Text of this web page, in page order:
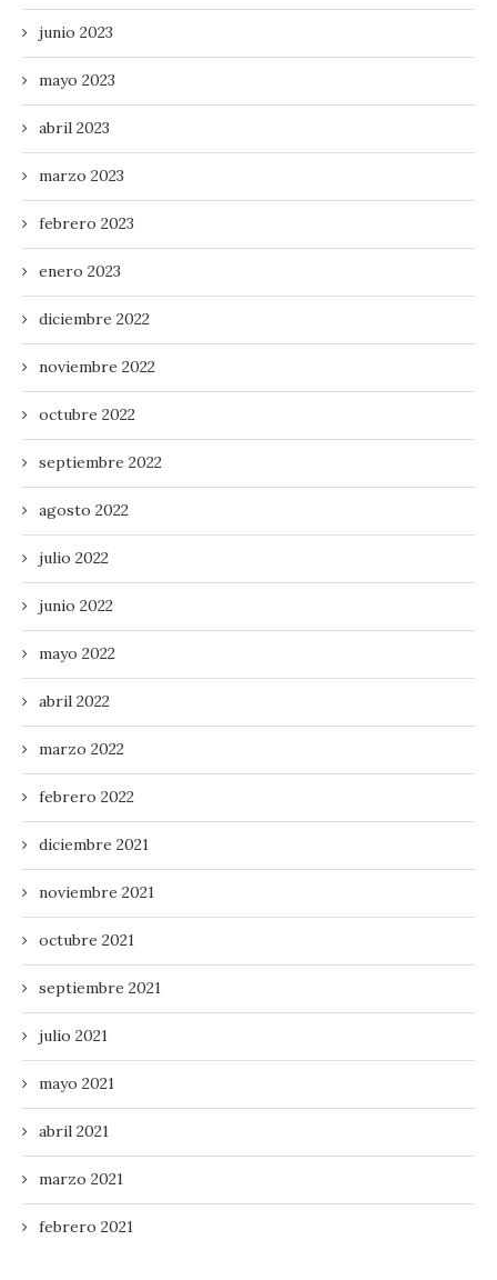
junio 2023
mayo 2023
abril 2023
marzo 2023
febrero 2023
enero 2023
diciembre 2022
noviembre 2022
octubre 2022
septiembre 2022
agosto 2022
julio 2022
junio 2022
mayo 2022
abril 2022
marzo 2022
febrero 2022
diciembre 2021
noviembre 2021
octubre 2021
septiembre 2021
julio 2021
mayo 2021
abril 2021
marzo 2021
febrero 2021